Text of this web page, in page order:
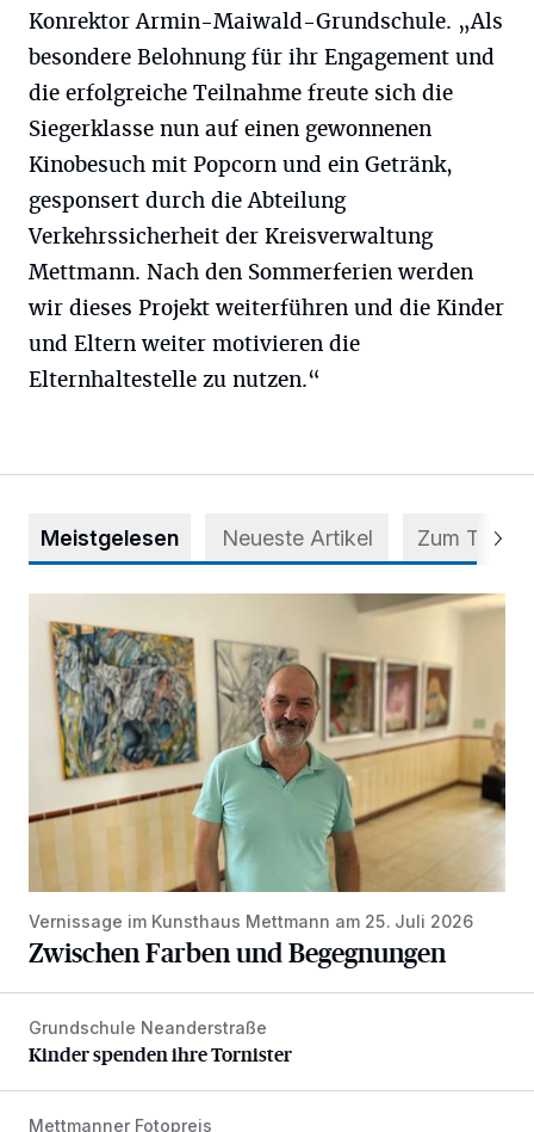
Konrektor Armin-Maiwald-Grundschule. „Als
besondere Belohnung für ihr Engagement und
die erfolgreiche Teilnahme freute sich die
Siegerklasse nun auf einen gewonnenen
Kinobesuch mit Popcorn und ein Getränk,
gesponsert durch die Abteilung
Verkehrssicherheit der Kreisverwaltung
Mettmann. Nach den Sommerferien werden
wir dieses Projekt weiterführen und die Kinder
und Eltern weiter motivieren die
Elternhaltestelle zu nutzen.“
Meistgelesen Neueste Artikel Zum Thema
Vernissage im Kunsthaus Mettmann am 25. Juli 2026
Zwischen Farben und Begegnungen
Kinder spenden ihre Tornister
Grundschule Neanderstraße
Kinder spenden ihre Tornister
Mettmanner Fotopreis